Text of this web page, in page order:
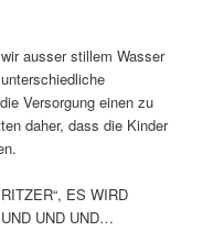
ausser stillem Wasser
Versorgung einen zu
daher, dass die Kinder
ES WIRD
UND UND…